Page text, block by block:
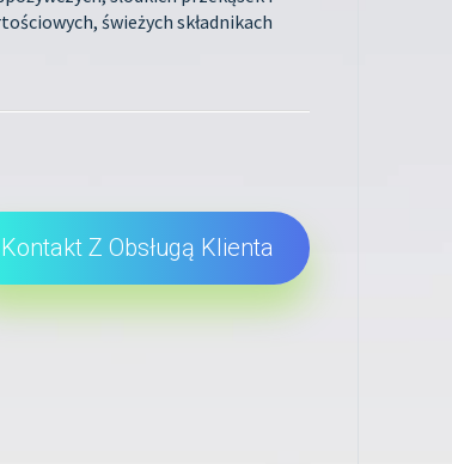
świeżych składnikach
Kontakt Z Obsługą Klienta